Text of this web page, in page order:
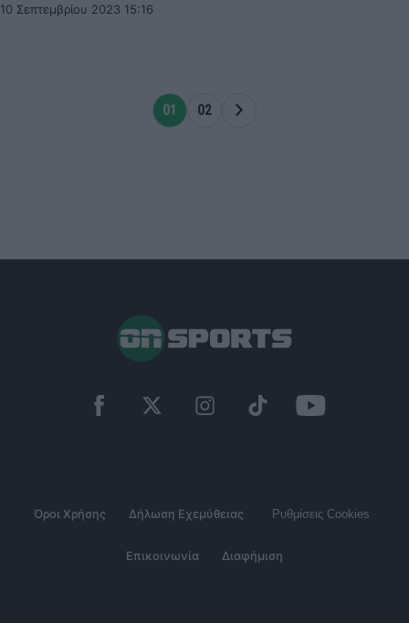
10 Σεπτεμβρίου 2023 15:16
01 02
Όροι Χρήσης Δήλωση Εχεμύθειας Ρυθμίσεις Cookies
Επικοινωνία Διαφήμιση